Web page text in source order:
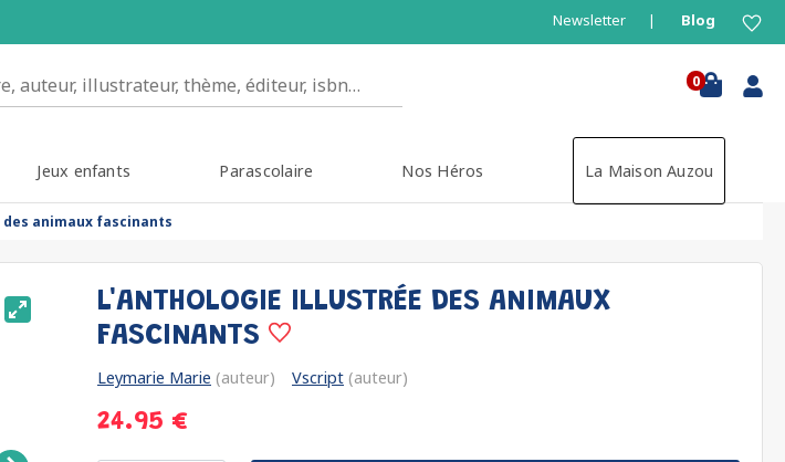
Newsletter Blog
0
Jeux enfants Parascolaire Nos Héros La Maison Auzou
animaux fascinants
L'ANTHOLOGIE ILLUSTRÉE DES ANIMAUX
FASCINANTS
Leymarie Marie (auteur) Vscript (auteur)
24.95 €